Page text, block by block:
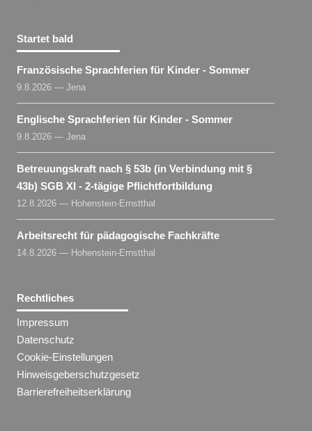
Startet bald
Französische Sprachferien für Kinder - Sommer
9.8.2026 — Jena
Englische Sprachferien für Kinder - Sommer
9.8.2026 — Jena
Betreuungskraft nach § 53b (in Verbindung mit §
43b) SGB XI - 2-tägige Pflichtfortbildung
12.8.2026 — Hohenstein-Ernstthal
Arbeitsrecht für pädagogische Fachkräfte
14.8.2026 — Hohenstein-Ernstthal
Rechtliches
Impressum
Datenschutz
Cookie-Einstellungen
Hinweisgeberschutzgesetz
Barrierefreiheitserklärung